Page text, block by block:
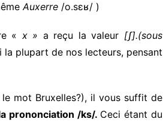
Auxerre /o.sɛʁ/ )
« x » a reçu la valeur [ʃ].(sous
plupart de nos lecteurs, pensant
mot Bruxelles?), il vous suffit de
prononciation /ks/. Ceci étant du